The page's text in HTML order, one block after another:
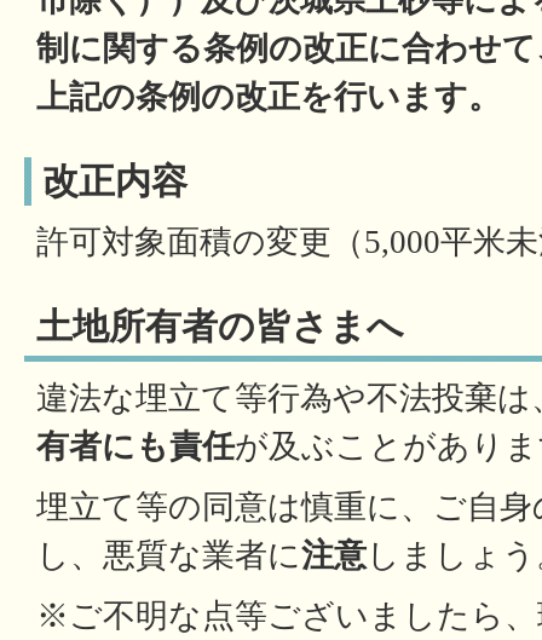
制に関する条例の改正に合わせ
上記の条例の改正を行います。
改正内容
許可対象面積の変更（5,000平米
土地所有者の皆さまへ
違法な埋立て等行為や不法投棄
有者にも責任が及ぶことがあり
埋立て等の同意は慎重に、ご自
し、悪質な業者に注意しましょ
※ご不明な点等ございましたら